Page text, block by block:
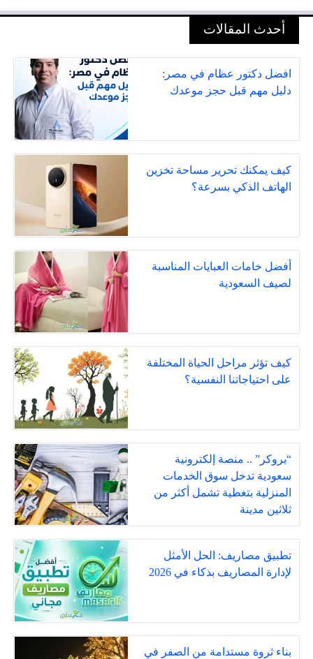
أحدث المقالات
افضل دكتور عظام في مصر:
دليل مهم قبل حجز موعدك
كيف يمكنك تحرير مساحة تخزين
الهاتف الذكي بسرعة؟
أفضل خامات العبايات المناسبة
لصيف السعودية
كيف تؤثر مراحل الحياة المختلفة
على احتياجاتنا النفسية؟
“بروكر” .. منصة إلكترونية
سعودية تدخل سوق الخدمات
المنزلية بتغطية تشمل أكثر من
ثلاثين مدينة
تطبيق مصاريف: الحل الأمثل
لإدارة المصاريف بذكاء في 2026
بناء ثروة مستدامة من الصفر في